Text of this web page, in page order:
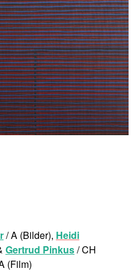
/ A (Bilder), Heidi
Gertrud Pinkus/ CH
(Film)